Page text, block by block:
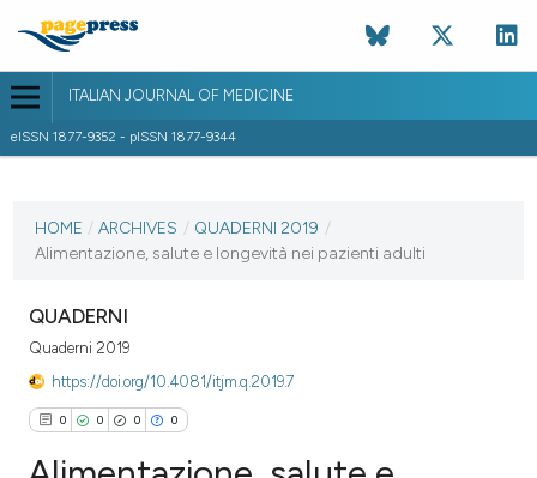
ITALIAN JOURNAL OF MEDICINE
eISSN 1877-9352 - pISSN 1877-9344
28 February 2019HOME / ARCHIVES / QUADERNI 2019 /
Alimentazione, salute e longevità nei pazienti adulti
QUADERNI
Quaderni 2019
https://doi.org/10.4081/itjm.q.2019.7
0 0 0 0